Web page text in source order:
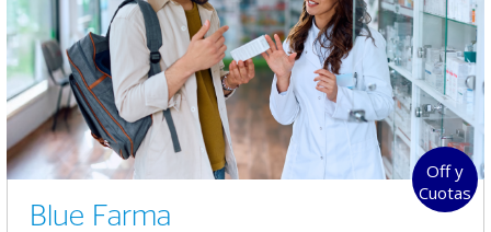
Off y
Cuotas
Blue Farma